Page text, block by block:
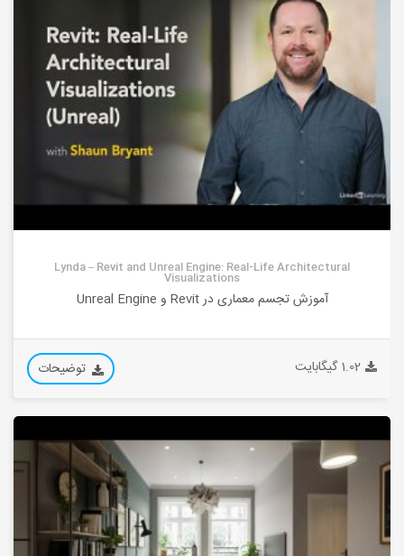
Lynda – Revit and Unreal Engine: Real-Life Architectural
Visualizations
آموزش تجسم معماری در Revit و Unreal Engine
1.02 گیگابایت توضیحات